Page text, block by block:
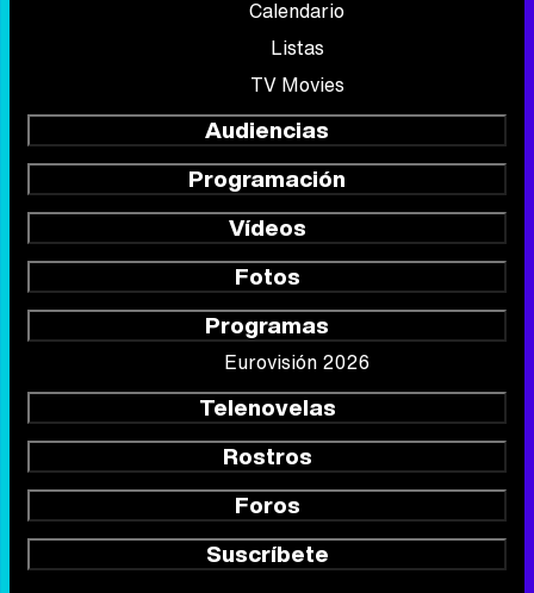
Calendario
Listas
TV Movies
Audiencias
Programación
Vídeos
Fotos
Programas
Eurovisión 2026
Telenovelas
Rostros
Foros
Suscríbete